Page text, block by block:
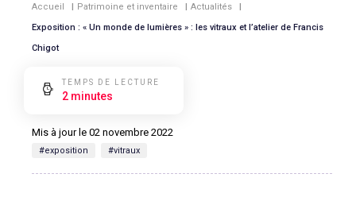
Accueil | Patrimoine et inventaire | Actualités
|
Exposition : « Un monde de lumières » : les vitraux et l’atelier de Francis
Chigot
TEMPS DE LECTURE
2 minutes
Mis à jour le 02 novembre 2022
#exposition #vitraux